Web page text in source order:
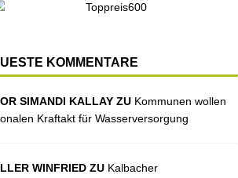
KOMMENTARE
SIMANDI KALLAY ZU Kommunen wollen
Kraftakt für Wasserversorgung
WINFRIED ZU Kalbacher